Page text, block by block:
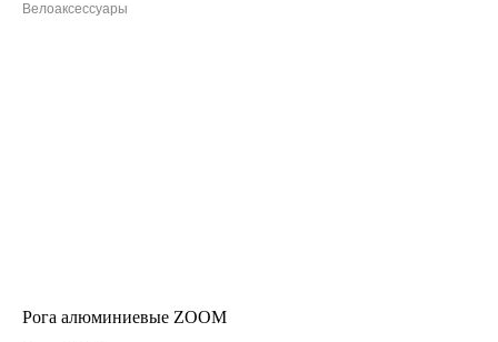
Велоаксессуары
Рога алюминиевые ZOOM